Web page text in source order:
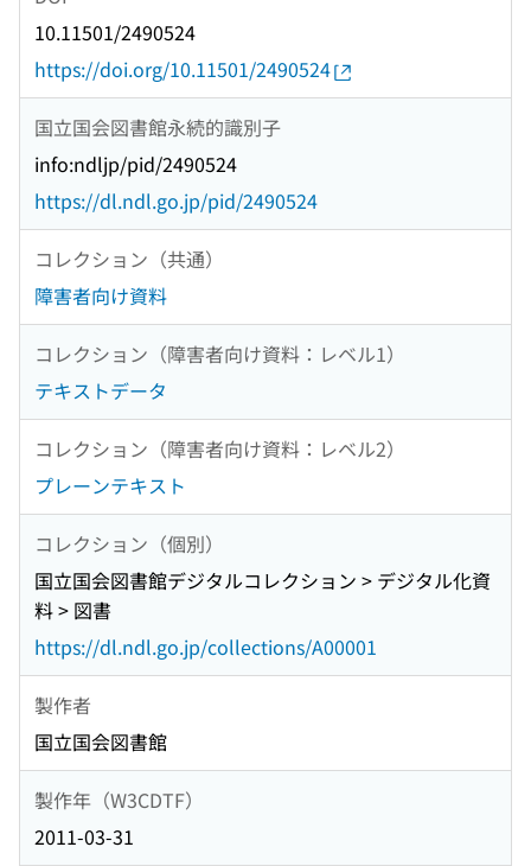
10.11501/2490524
https://doi.org/10.11501/2490524
国立国会図書館永続的識別子
info:ndljp/pid/2490524
https://dl.ndl.go.jp/pid/2490524
コレクション（共通）
障害者向け資料
コレクション（障害者向け資料：レベル1）
テキストデータ
コレクション（障害者向け資料：レベル2）
プレーンテキスト
コレクション（個別）
国立国会図書館デジタルコレクション > デジタル化資
料 > 図書
https://dl.ndl.go.jp/collections/A00001
製作者
国立国会図書館
製作年（W3CDTF）
2011-03-31